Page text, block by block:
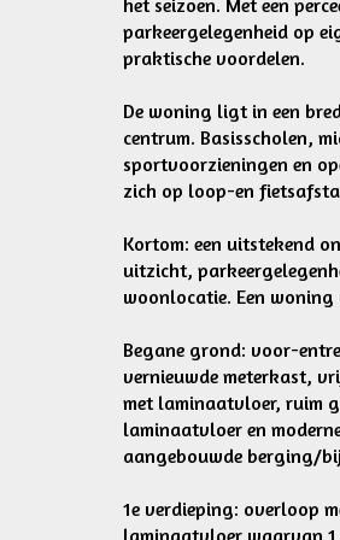
het seizoen. Met een
parkeergelegenheid op
praktische voordelen.
De woning ligt in een
centrum. Basisscholen,
sportvoorzieningen en
zich op loop-en
Kortom: een uitstekend
uitzicht,
woonlocatie. Een
Begane grond: voor-
vernieuwde meterkast,
met laminaatvloer, ruim
laminaatvloer en
aangebouwde berging/
1e verdieping: overloop
laminaatvloer waarvan 1